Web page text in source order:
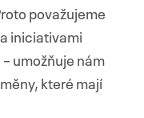
považujeme
iniciativami
umožňuje nám
které mají